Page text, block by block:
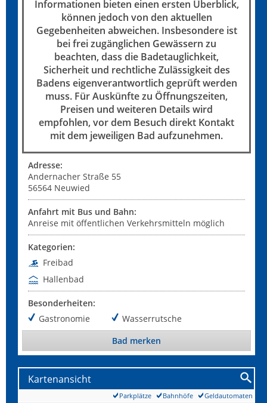
Informationen bieten einen ersten Überblick,
können jedoch von den aktuellen
Gegebenheiten abweichen. Insbesondere ist
bei frei zugänglichen Gewässern zu
beachten, dass die Badetauglichkeit,
Sicherheit und rechtliche Zulässigkeit des
Badens eigenverantwortlich geprüft werden
muss. Für Auskünfte zu Öffnungszeiten,
Preisen und weiteren Details wird
empfohlen, vor dem Besuch direkt Kontakt
mit dem jeweiligen Bad aufzunehmen.
Adresse:
Andernacher Straße 55
56564 Neuwied
Anfahrt mit Bus und Bahn:
Anreise mit öffentlichen Verkehrsmitteln möglich
Kategorien:
Freibad
Hallenbad
Besonderheiten:
Gastronomie
Wasserrutsche
Bad merken
Kartenansicht
Geldautomaten
Bahnhöfe
Parkplätze